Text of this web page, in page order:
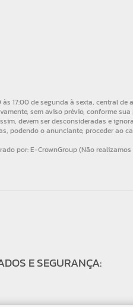
E SEGURANÇA: